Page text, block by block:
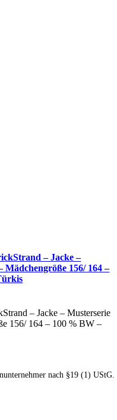
– Jacke –
Mädchengröße 156/ 164 –
– Jacke – Musterserie
156/ 164 – 100 % BW –
nach §19 (1) UStG.